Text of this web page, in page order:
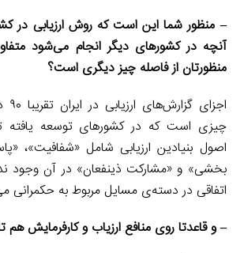
– منظور شما این است که روش ارزیابی در
آنچه در کشورهای دیگر انجام می‌شود
منظورتان از فاصله چیز دیگری است؟
چیزی است که در کشورهای توسعه یافته
اصول بنیادین ارزیابی شامل «شفافیت»،
بخشی» و «مشارکت ذینفعان» در آن وجود
اتفاقی در دسته‌ی مسایل مربوط به حکمرانی
– و قاعدتا روی منافع ارزیاب و کارفرمایش هم